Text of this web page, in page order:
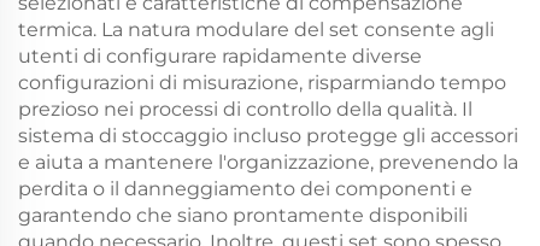
termica. La natura modulare del set consente agli
utenti di configurare rapidamente diverse
configurazioni di misurazione, risparmiando tempo
prezioso nei processi di controllo della qualità. Il
sistema di stoccaggio incluso protegge gli accessori
e aiuta a mantenere l'organizzazione, prevenendo la
perdita o il danneggiamento dei componenti e
garantendo che siano prontamente disponibili